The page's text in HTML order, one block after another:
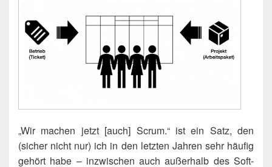
„Wir machen jetzt [auch] Scrum.“ ist ein Satz, den
(sicher nicht nur) ich in den letz­ten Jah­ren sehr häu­fig
gehört habe – inzwi­schen auch außer­halb des Soft­